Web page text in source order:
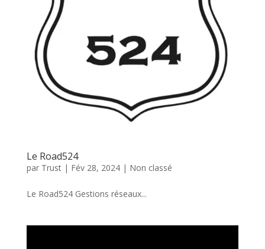
Le Road524
par Trust| Fév 28, 2024| Non classé
Le Road524 Gestions réseaux...